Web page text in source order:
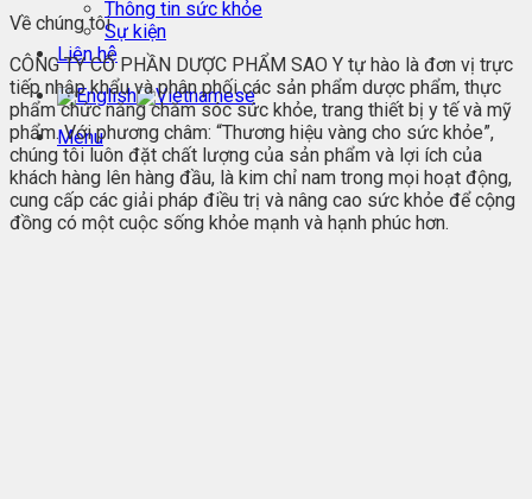
Thông tin sức khỏe
Sự kiện
Liên hệ
Menu
Về chúng tôi
CÔNG TY CỔ PHẦN DƯỢC PHẨM SAO Y tự hào là đơn vị trực
tiếp nhập khẩu và phân phối các sản phẩm dược phẩm, thực
phẩm chức năng chăm sóc sức khỏe, trang thiết bị y tế và mỹ
phẩm. Với phương châm: “Thương hiệu vàng cho sức khỏe”,
chúng tôi luôn đặt chất lượng của sản phẩm và lợi ích của
khách hàng lên hàng đầu, là kim chỉ nam trong mọi hoạt động,
cung cấp các giải pháp điều trị và nâng cao sức khỏe để cộng
đồng có một cuộc sống khỏe mạnh và hạnh phúc hơn.